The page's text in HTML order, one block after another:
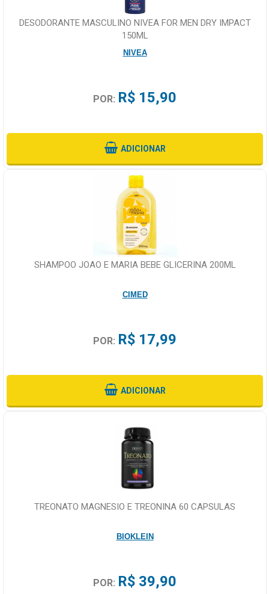
DESODORANTE MASCULINO NIVEA FOR MEN DRY IMPACT
150ML
NIVEA
POR: R$ 15,90
ADICIONAR
SHAMPOO JOAO E MARIA BEBE GLICERINA 200ML
CIMED
POR: R$ 17,99
ADICIONAR
TREONATO MAGNESIO E TREONINA 60 CAPSULAS
BIOKLEIN
POR: R$ 39,90